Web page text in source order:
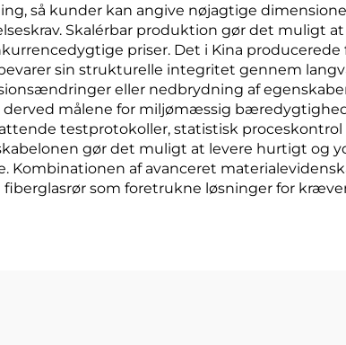
så kunder kan angive nøjagtige
Skalérbar produktion gør det muligt
priser. Det i Kina
sin strukturelle integritet gennem
eller nedbrydning af
målene for miljømæssig
testprotokoller, statistisk
gør det muligt at levere hurtigt og
Kombinationen af avanceret
som foretrukne løsninger for